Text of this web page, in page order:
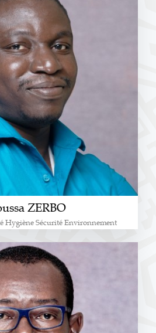
ZERBO
Hygiène Sécurité Environnement